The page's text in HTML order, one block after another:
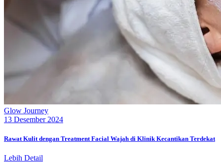
Glow Journey
13 Desember 2024
Rawat Kulit dengan Treatment Facial Wajah di Klinik Kecantikan Terdekat
Lebih Detail